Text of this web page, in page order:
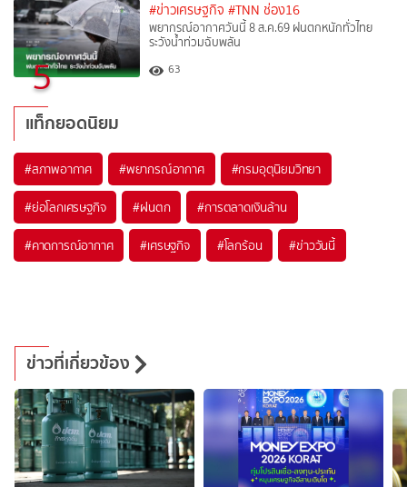
5
#ข่าวเศรษฐกิจ #TNN ช่อง16
พยากรณ์อากาศวันนี้ 8 ส.ค.69 ฝนตกหนักทั่วไทย
ระวังน้ำท่วมฉับพลัน
63
แท็กยอดนิยม
#สภาพอากาศ #พยากรณ์อากาศ #กรมอุตุนิยมวิทยา
#ย่อโลกเศรษฐกิจ #ฝนตก #การตลาดเงินล้าน
#คาดการณ์อากาศ #เศรษฐกิจ #โลกร้อน #ข่าววันนี้
ข่าวที่เกี่ยวข้อง